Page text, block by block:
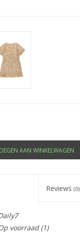
AAN WINKELWAGEN
Reviews (0)
voorraad(1)